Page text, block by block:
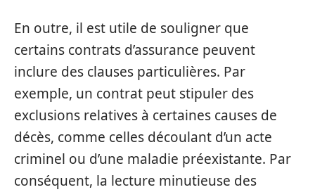
En outre, il est utile de souligner que
certains contrats d’assurance peuvent
inclure des clauses particulières. Par
exemple, un contrat peut stipuler des
exclusions relatives à certaines causes de
décès, comme celles découlant d’un acte
criminel ou d’une maladie préexistante. Par
conséquent, la lecture minutieuse des